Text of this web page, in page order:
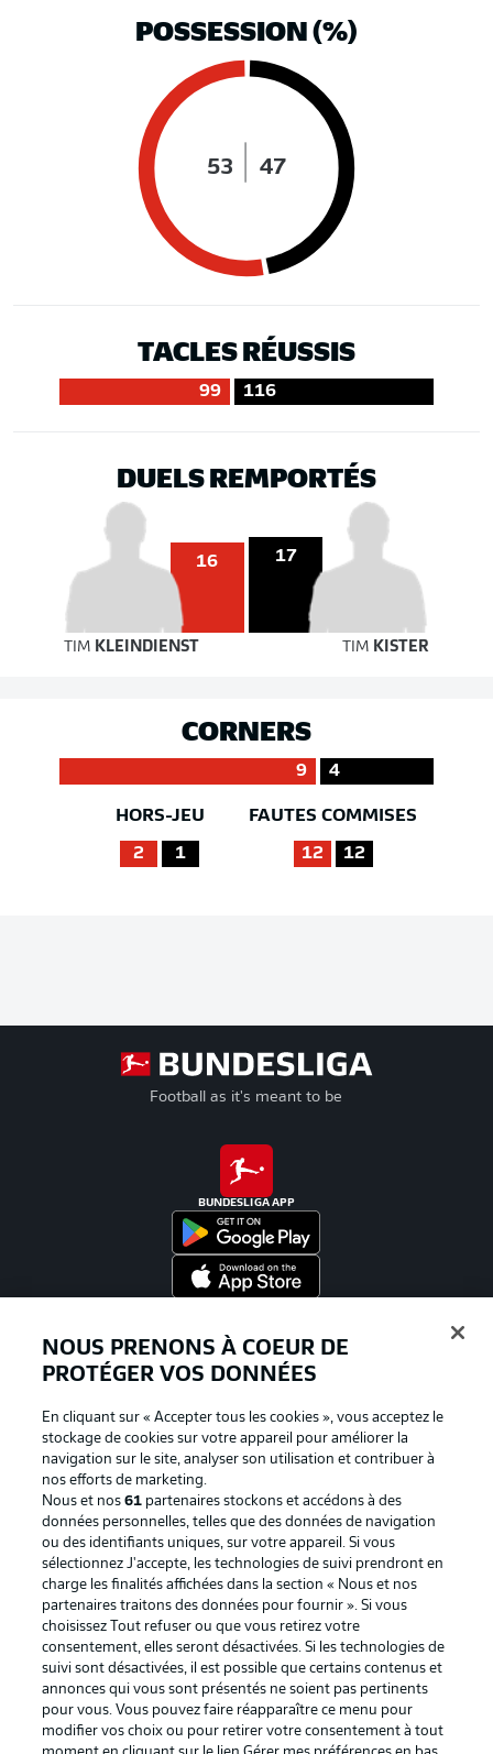
POSSESSION (%)
53 47
TACLES RÉUSSIS
99 116
DUELS REMPORTÉS
16 17
TIM KLEINDIENST TIM KISTER
CORNERS
9 4
HORS-JEU
2 1
FAUTES COMMISES
12 12
Football as it's meant to be
BUNDESLIGA APP
La publicité Conditions d’utilisation des
Mentions Légales Gérer mes préférences
Déclaration de
confidentialité
Diffuseurs
NOUS PRENONS À COEUR DE
PROTÉGER VOS DONNÉES
En cliquant sur « Accepter tous les cookies », vous acceptez le
stockage de cookies sur votre appareil pour améliorer la
navigation sur le site, analyser son utilisation et contribuer à
nos efforts de marketing.
Nous et nos61 partenaires stockons et accédons à des
données personnelles, telles que des données de navigation
ou des identifiants uniques, sur votre appareil. Si vous
sélectionnez J'accepte, les technologies de suivi prendront en
charge les finalités affichées dans la section « Nous et nos
partenaires traitons des données pour fournir ». Si vous
choisissez Tout refuser ou que vous retirez votre
consentement, elles seront désactivées. Si les technologies de
suivi sont désactivées, il est possible que certains contenus et
annonces qui vous sont présentés ne soient pas pertinents
pour vous. Vous pouvez faire réapparaître ce menu pour
modifier vos choix ou pour retirer votre consentement à tout